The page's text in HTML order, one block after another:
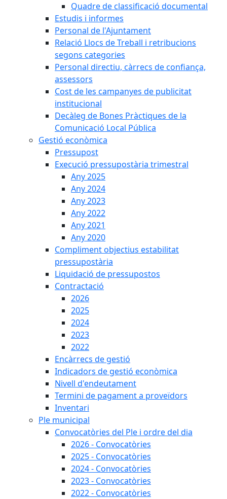
Quadre de classificació documental
Estudis i informes
Personal de l'Ajuntament
Relació Llocs de Treball i retribucions
segons categories
Personal directiu, càrrecs de confiança,
assessors
Cost de les campanyes de publicitat
institucional
Decàleg de Bones Pràctiques de la
Comunicació Local Pública
Gestió econòmica
Pressupost
Execució pressupostària trimestral
Any 2025
Any 2024
Any 2023
Any 2022
Any 2021
Any 2020
Compliment objectius estabilitat
pressupostària
Liquidació de pressupostos
Contractació
2026
2025
2024
2023
2022
Encàrrecs de gestió
Indicadors de gestió econòmica
Nivell d'endeutament
Termini de pagament a proveïdors
Inventari
Ple municipal
Convocatòries del Ple i ordre del dia
2026 - Convocatòries
2025 - Convocatòries
2024 - Convocatòries
2023 - Convocatòries
2022 - Convocatòries